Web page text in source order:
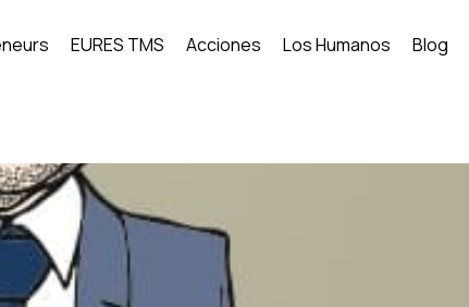
EURES TMS Acciones Los Humanos Blog